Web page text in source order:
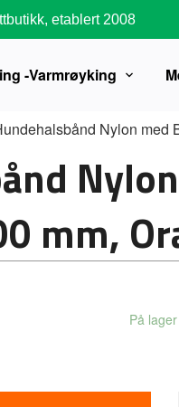
etablert 2008
-Varmrøyking
Nylon med
mm,
På lager